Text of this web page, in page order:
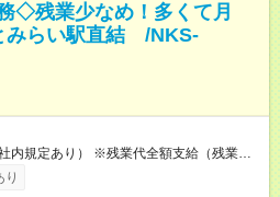
◇残業少なめ！多くて月
らい駅直結 /NKS-
内規定あり） ※残業代全額支給（残業が発
いたします。みなし残業代は含みませ
用期間なし
り